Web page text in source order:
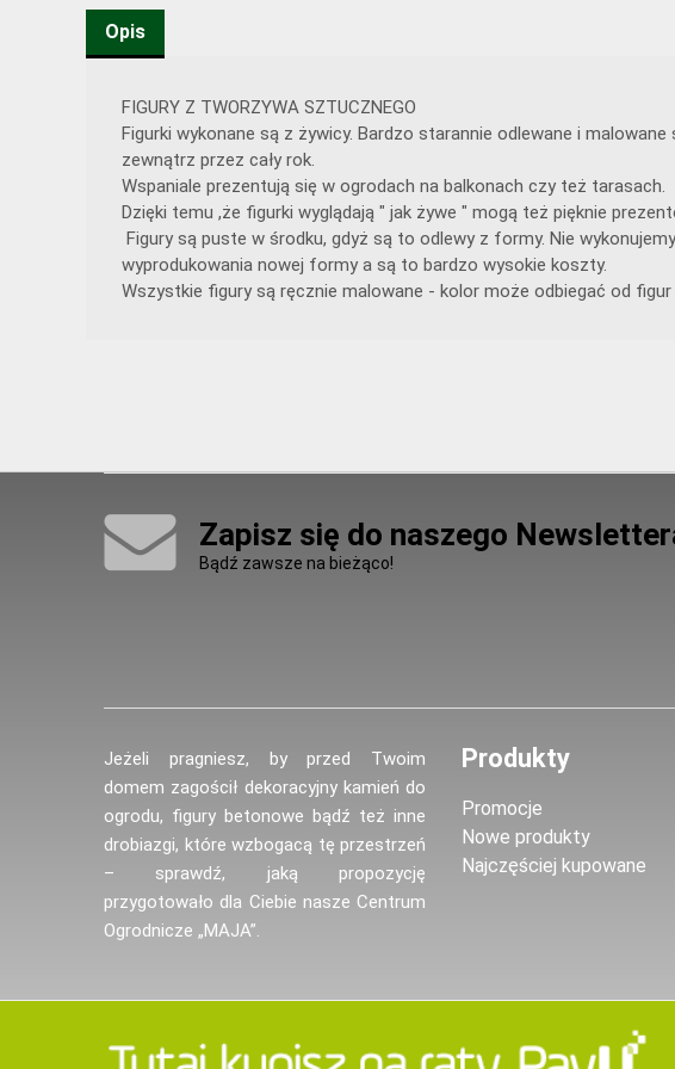
Opis
FIGURY Z TWORZYWA SZTUCZNEGO
Figurki wykonane są z żywicy. Bardzo starannie odlewane i
zewnątrz przez cały rok.
Wspaniale prezentują się w ogrodach na balkonach czy też tarasach.
Dzięki temu ,że figurki wyglądają " jak żywe " mogą też pięknie
Figury są puste w środku, gdyż są to odlewy z formy. Nie
wyprodukowania nowej formy a są to bardzo wysokie koszty.
Wszystkie figury są ręcznie malowane - kolor może odbiegać od
Zapisz się do naszego
Bądź zawsze na bieżąco!
Jeżeli pragniesz, by przed Twoim
domem zagościł dekoracyjny kamień do
ogrodu, figury betonowe bądź też inne
drobiazgi, które wzbogacą tę przestrzeń
– sprawdź, jaką propozycję
przygotowało dla Ciebie nasze Centrum
Ogrodnicze „MAJA”.
Produkty
Promocje
Nowe produkty
Najczęściej kupowane